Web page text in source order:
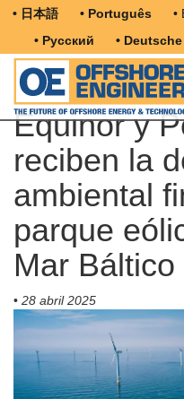
• 日本語 • Português •
• Русский
• Deutsche
Equinor y
reciben la
ambiental
parque
Mar Báltico
• 28 abril 2025